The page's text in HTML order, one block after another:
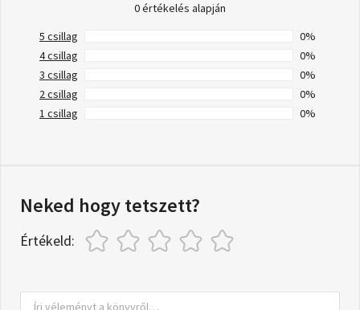
0 értékelés alapján
5 csillag
0%
4 csillag
0%
3 csillag
0%
2 csillag
0%
1 csillag
0%
Neked hogy tetszett?
Értékeld: